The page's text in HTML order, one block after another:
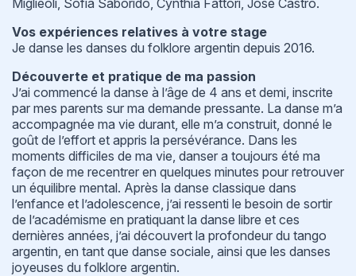
Vos expériences relatives à votre stage
Je danse les danses du folklore argentin depuis 2016.
Découverte et pratique de ma passion
J’ai commencé la danse à l’âge de 4 ans et demi, inscrite
par mes parents sur ma demande pressante. La danse m’a
accompagnée ma vie durant, elle m’a construit, donné le
goût de l’effort et appris la persévérance. Dans les
moments difficiles de ma vie, danser a toujours été ma
façon de me recentrer en quelques minutes pour retrouver
un équilibre mental. Après la danse classique dans
l’enfance et l’adolescence, j’ai ressenti le besoin de sortir
de l’académisme en pratiquant la danse libre et ces
dernières années, j’ai découvert la profondeur du tango
argentin, en tant que danse sociale, ainsi que les danses
joyeuses du folklore argentin.